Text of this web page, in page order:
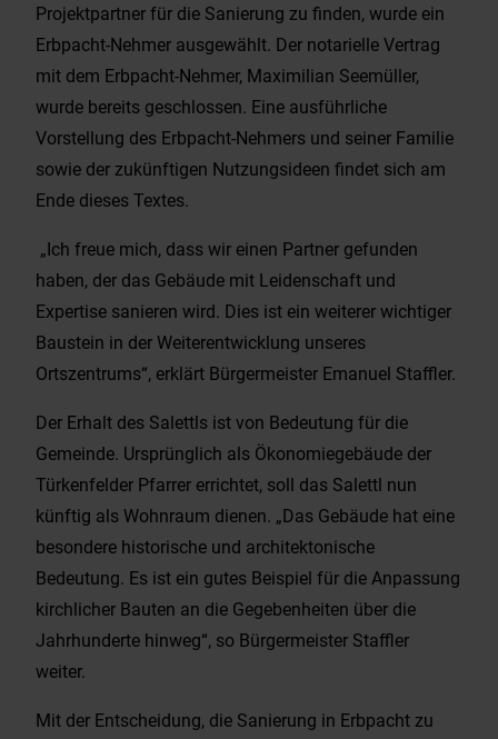
Projektpartner für die Sanierung zu finden, wurde ein
Erbpacht-Nehmer ausgewählt. Der notarielle Vertrag
mit dem Erbpacht-Nehmer, Maximilian Seemüller,
wurde bereits geschlossen. Eine ausführliche
Vorstellung des Erbpacht-Nehmers und seiner Familie
sowie der zukünftigen Nutzungsideen findet sich am
Ende dieses Textes.
„Ich freue mich, dass wir einen Partner gefunden
haben, der das Gebäude mit Leidenschaft und
Expertise sanieren wird. Dies ist ein weiterer wichtiger
Baustein in der Weiterentwicklung unseres
Ortszentrums“, erklärt Bürgermeister Emanuel Staffler.
Der Erhalt des Salettls ist von Bedeutung für die
Gemeinde. Ursprünglich als Ökonomiegebäude der
Türkenfelder Pfarrer errichtet, soll das Salettl nun
künftig als Wohnraum dienen. „Das Gebäude hat eine
besondere historische und architektonische
Bedeutung. Es ist ein gutes Beispiel für die Anpassung
kirchlicher Bauten an die Gegebenheiten über die
Jahrhunderte hinweg“, so Bürgermeister Staffler
weiter.
Mit der Entscheidung, die Sanierung in Erbpacht zu